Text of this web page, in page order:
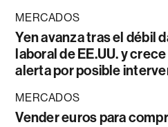
MERCADOS
Yen avanza tras el débil
laboral de EE.UU. y
alerta por posible
MERCADOS
Vender euros para